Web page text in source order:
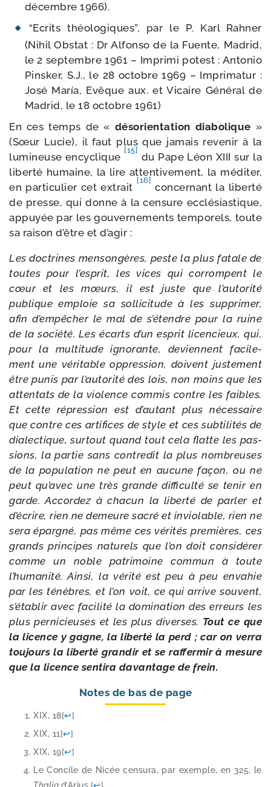
décembre 1966).
“Ecrits théo­lo­giques”, par le P. Karl Rahner
(Nihil Obstat : Dr Alfonso de la Fuente, Madrid,
le 2 sep­tembre 1961 – Imprimi potest : Antonio
Pinsker, S.J., le 28 octobre 1969 – Imprimatur :
José María, Evêque aux. et Vicaire Général de
Madrid, le 18 octobre 1961)
En ces temps de « déso­rien­ta­tion dia­bo­lique »
(Sœur Lucie), il faut plus que jamais reve­nir à la
lumi­neuse ency­clique
[15]
du Pape Léon XIII sur la
liber­té humaine, la lire atten­ti­ve­ment, la médi­ter,
en par­ti­cu­lier cet extrait
[16]
concer­nant la liber­té
de presse, qui donne à la cen­sure ecclé­sias­tique,
appuyée par les gou­ver­ne­ments tem­po­rels, toute
sa rai­son d’être et d’agir :
Les doc­trines men­son­gères, peste la plus fatale de
toutes pour l’esprit, les vices qui cor­rompent le
cœur et les mœurs, il est juste que l’autorité
publique emploie sa sol­li­ci­tude à les sup­pri­mer,
afin d’empêcher le mal de s’étendre pour la ruine
de la socié­té. Les écarts d’un esprit licen­cieux, qui,
pour la mul­ti­tude igno­rante, deviennent faci­le­
ment une véri­table oppres­sion, doivent jus­te­ment
être punis par l’autorité des lois, non moins que les
atten­tats de la vio­lence com­mis contre les faibles.
Et cette répres­sion est d’autant plus néces­saire
que contre ces arti­fices de style et ces sub­ti­li­tés de
dia­lec­tique, sur­tout quand tout cela flatte les pas­
sions, la par­tie sans contre­dit la plus nom­breuses
de la popu­la­tion ne peut en aucune façon, ou ne
peut qu’avec une très grande dif­fi­cul­té se tenir en
garde. Accordez à cha­cun la liber­té de par­ler et
d’écrire, rien ne demeure sacré et invio­lable, rien ne
sera épar­gné, pas même ces véri­tés pre­mières, ces
grands prin­cipes natu­rels que l’on doit consi­dé­rer
comme un noble patri­moine com­mun à toute
l’humanité. Ainsi, la véri­té est peu à peu enva­hie
par les ténèbres, et l’on voit, ce qui arrive sou­vent,
s’établir avec faci­li­té la domi­na­tion des erreurs les
plus per­ni­cieuses et les plus diverses. Tout ce que
la licence y gagne, la liber­té la perd ; car on ver­ra
tou­jours la liber­té gran­dir et se raf­fer­mir à mesure
que la licence sen­ti­ra davan­tage de frein.
Notes de bas de page
XIX, 18[↩]
XIX, 11[↩]
XIX, 19[↩]
Le Concile de Nicée cen­su­ra, par exemple, en 325, le